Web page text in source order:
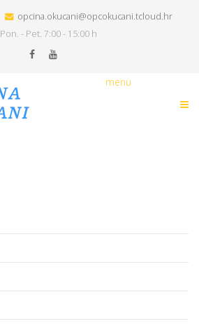
opcina.okucani@opcokucani.tcloud.hr
Pon. - Pet. 7:00 - 15:00 h
menu